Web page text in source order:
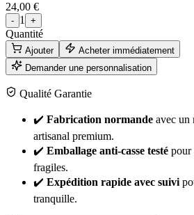
24,00 €
- 1 +
Quantité
Ajouter
Acheter immédiatement
Demander une personnalisation
Qualité Garantie
✔️ Fabrication normande avec un
artisanal premium.
✔️ Emballage anti-casse testé pour
fragiles.
✔️ Expédition rapide avec suivi
tranquille.